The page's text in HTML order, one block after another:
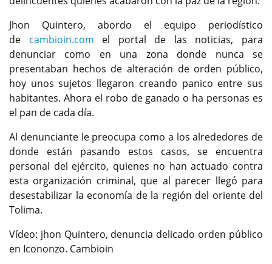
Jhon Quintero, abordo el equipo periodístico
de cambioin.com el portal de las noticias, para
denunciar como en una zona donde nunca se
presentaban hechos de alteración de orden público,
hoy unos sujetos llegaron creando panico entre sus
habitantes. Ahora el robo de ganado o ha personas es
el pan de cada día.
Al denunciante le preocupa como a los alrededores de
donde están pasando estos casos, se encuentra
personal del ejército, quienes no han actuado contra
esta organización criminal, que al parecer llegó para
desestabilizar la economía de la región del oriente del
Tolima.
Vídeo: jhon Quintero, denuncia delicado orden público
en Icononzo. Cambioin